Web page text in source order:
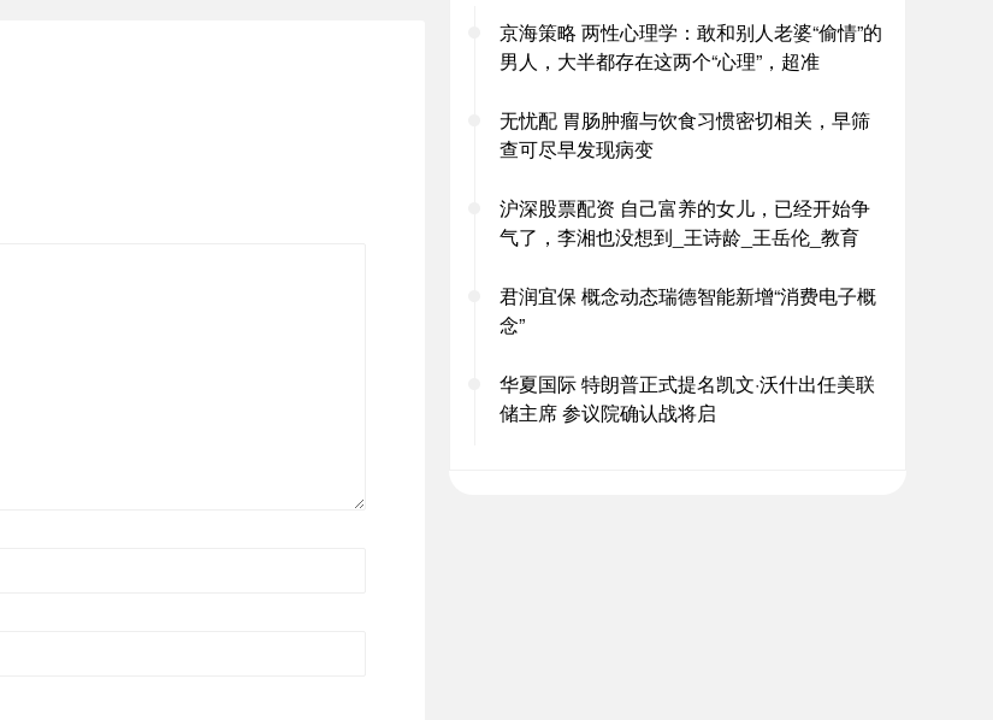
京海策略 两性心理学：敢和别人老婆“偷情”的
男人，大半都存在这两个“心理”，超准
无忧配 胃肠肿瘤与饮食习惯密切相关，早筛
查可尽早发现病变
沪深股票配资 自己富养的女儿，已经开始争
气了，李湘也没想到_王诗龄_王岳伦_教育
君润宜保 概念动态瑞德智能新增“消费电子概
念”
华夏国际 特朗普正式提名凯文·沃什出任美联
储主席 参议院确认战将启